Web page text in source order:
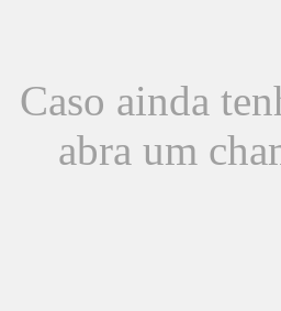
Caso ainda
abra um